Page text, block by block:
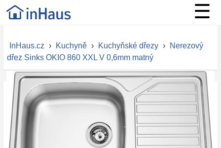
☰
InHaus.cz › Kuchyně › Kuchyňské dřezy ›
Nerezový
dřez Sinks OKIO 860 XXL V 0,6mm matný